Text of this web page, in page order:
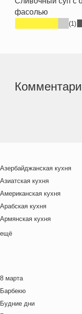
фасолью
(1)
Азербайджанская кухня
Азиатская кухня
Американская кухня
Арабская кухня
Армянская кухня
Белорусская
Венгерская кухня
Греческая кухня
Грузинская кухня
ещё
8 марта
Барбекю
Будние дни